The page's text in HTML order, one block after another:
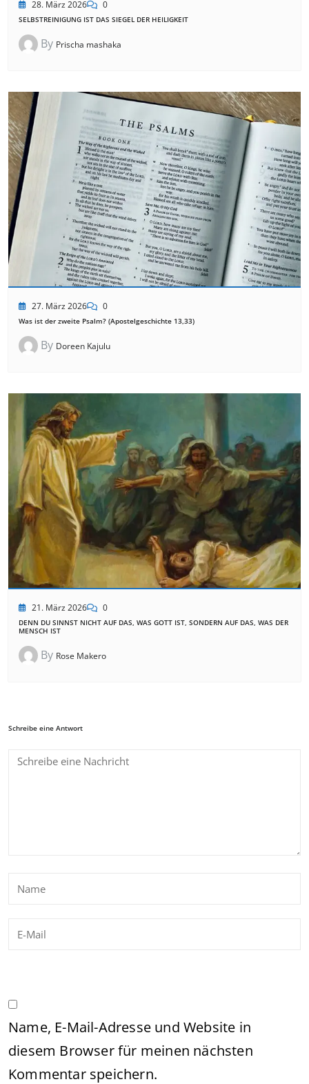
28. März 2026 0
SELBSTREINIGUNG IST DAS SIEGEL DER HEILIGKEIT
By Prischa mashaka
27. März 2026 0
Was ist der zweite Psalm? (Apostelgeschichte 13,33)
By Doreen Kajulu
21. März 2026 0
DENN DU SINNST NICHT AUF DAS, WAS GOTT IST, SONDERN AUF DAS, WAS DER
MENSCH IST
By Rose Makero
Schreibe eine Antwort
Name, E-Mail-Adresse und Website in
diesem Browser für meinen nächsten
Kommentar speichern.